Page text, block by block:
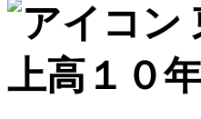
上高１０